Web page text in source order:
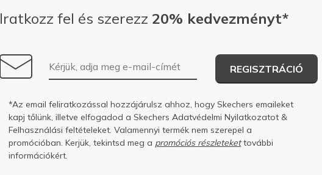
Iratkozz fel és szerezz 20% kedvezményt*
E-mail-cím
REGISZTRÁCIÓ
*Az email feliratkozással hozzájárulsz ahhoz, hogy Skechers emaileket
kapj tőlünk, illetve elfogadod a Skechers Adatvédelmi Nyilatkozatot &
Felhasználási feltételeket. Valamennyi termék nem szerepel a
promócióban. Kerjük, tekintsd meg a promóciós részletekettovábbi
információkért.